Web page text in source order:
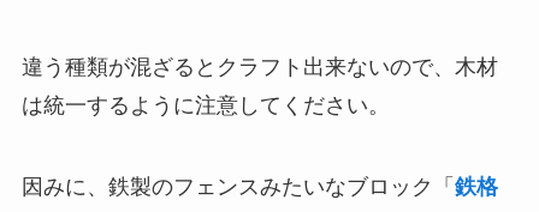
違う種類が混ざるとクラフト出来ないので、木材
は統一するように注意してください。
因みに、鉄製のフェンスみたいなブロック「 鉄格